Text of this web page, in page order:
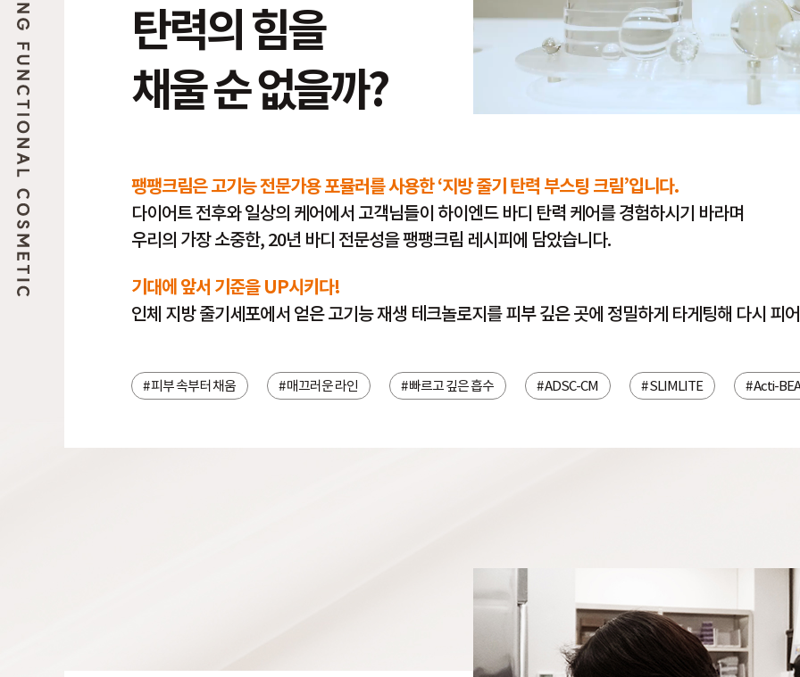
탄력의 힘을
채울 순 없을까?
팽팽크림은 고기능 전문가용 포뮬러를 사용한 ‘지방 줄기 탄력 부스팅 크림’입니다.
다이어트 전후와 일상의 케어에서 고객님들이 하이엔드 바디 탄력 케어를 경험하시기 바라며
우리의 가장 소중한, 20년 바디 전문성을 팽팽크림 레시피에 담았습니다.
기대에 앞서 기준을 UP시키다!
인체 지방 줄기세포에서 얻은 고기능 재생 테크놀로지를 피부 깊은 곳에 정밀하게 타게팅해 다시 피
# 피부 속부터 채움 # 매끄러운 라인 # 빠르고 깊은 흡수 # ADSC-CM # SLIMLITE # Acti-